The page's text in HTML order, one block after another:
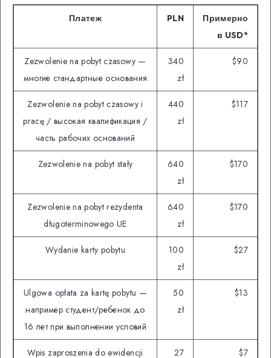
Платеж PLN
Примерно
в USD*
Zezwolenie na pobyt czasowy —
многие стандартные основания
340
zł
$90
Zezwolenie na pobyt czasowy i
pracę / высокая квалификация /
часть рабочих оснований
440
zł
$117
Zezwolenie na pobyt stały
640
zł
$170
Zezwolenie na pobyt rezydenta
długoterminowego UE
640
zł
$170
Wydanie karty pobytu
100
zł
$27
Ulgowa opłata za kartę pobytu —
например студент/ребенок до
16 лет при выполнении условий
50
zł
$13
Wpis zaproszenia do ewidencji 27 $7